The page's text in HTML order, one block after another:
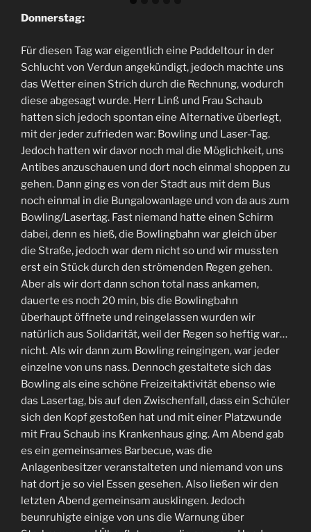
Donnerstag:
Für diesen Tag war eigentlich eine Paddeltour in der
Schlucht von Verdun angekündigt, jedoch machte uns
das Wetter einen Strich durch die Rechnung, wodurch
diese abgesagt wurde. Herr Linß und Frau Schaub
hatten sich jedoch spontan eine Alternative überlegt,
mit der jeder zufrieden war: Bowling und Laser-Tag.
Jedoch hatten wir davor noch mal die Möglichkeit, uns
Antibes anzuschauen und dort noch einmal shoppen zu
gehen. Dann ging es von der Stadt aus mit dem Bus
noch einmal in die Bungalowanlage und von da aus zum
Bowling/Lasertag. Fast niemand hatte einen Schirm
dabei, denn es hieß, die Bowlingbahn war gleich über
die Straße, jedoch war dem nicht so und wir mussten
erst ein Stück durch den strömenden Regen gehen.
Aber als wir dort dann schon total nass ankamen,
dauerte es noch 20 min, bis die Bowlingbahn
überhaupt öffnete und reingelassen wurden wir
natürlich aus Solidarität, weil der Regen so heftig war…
nicht. Als wir dann zum Bowling reingingen, war jeder
einzelne von uns nass. Dennoch gestaltete sich das
Bowling als eine schöne Freizeitaktivität ebenso wie
das Lasertag, bis auf den Zwischenfall, dass ein Schüler
sich den Kopf gestoßen hat und mit einer Platzwunde
mit Frau Schaub ins Krankenhaus ging. Am Abend gab
es ein gemeinsames Barbecue, was die
Anlagenbesitzer veranstalteten und niemand von uns
hat dort je so viel Essen gesehen. Also ließen wir den
letzten Abend gemeinsam ausklingen. Jedoch
beunruhigte einige von uns die Warnung über